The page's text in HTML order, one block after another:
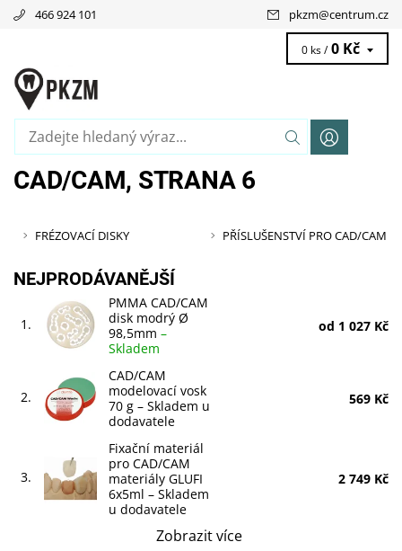
466 924 101 pkzm@centrum.cz
0 ks / 0 Kč
CAD/CAM, STRANA 6
FRÉZOVACÍ DISKY PŘÍSLUŠENSTVÍ PRO CAD/CAM
NEJPRODÁVANĚJŠÍ
1.
PMMA CAD/CAM
disk modrý Ø
98,5mm –
Skladem
od 1 027 Kč
2.
CAD/CAM
modelovací vosk
70 g – Skladem u
dodavatele
569 Kč
3.
Fixační materiál
pro CAD/CAM
materiály GLUFI
6x5ml – Skladem
u dodavatele
2 749 Kč
Zobrazit více